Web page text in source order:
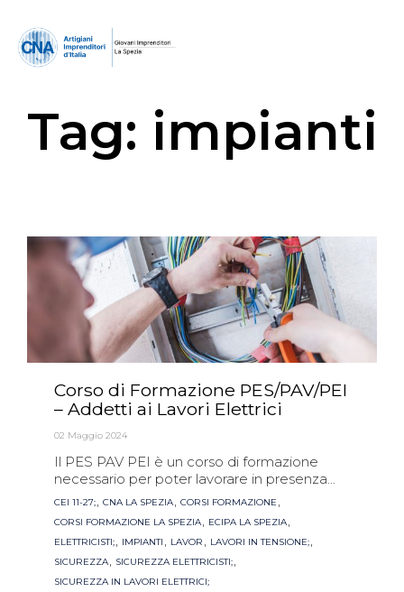
Tag: impianti
Corso di Formazione PES/PAV/PEI
– Addetti ai Lavori Elettrici
02 Maggio 2024
Il PES PAV PEI è un corso di formazione
necessario per poter lavorare in presenza...
Tags
CEI 11-27;, CNA LA SPEZIA, CORSI FORMAZIONE ,
CORSI FORMAZIONE LA SPEZIA, ECIPA LA SPEZIA,
ELETTRICISTI;, IMPIANTI , LAVOR , LAVORI IN TENSIONE;,
SICUREZZA, SICUREZZA ELETTRICISTI;,
SICUREZZA IN LAVORI ELETTRICI;